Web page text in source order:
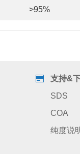
>95%
支持&
SDS
COA
纯度说